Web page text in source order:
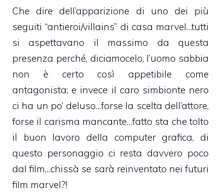
Che dire dell’apparizione di uno dei più
seguiti “antieroi/villains” di casa marvel…tutti
si aspettavano il massimo da questa
presenza perché, diciamocelo, l’uomo sabbia
non è certo così appetibile come
antagonista; e invece il caro simbionte nero
ci ha un po’ deluso…forse la scelta dell’attore,
forse il carisma mancante…fatto sta che tolto
il buon lavoro della computer grafica, di
questo personaggio ci resta davvero poco
dal film…chissà se sarà reinventato nei futuri
film marvel?!